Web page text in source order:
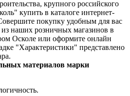
крупного российского
купить в каталоге интернет-
покупку удобным для вас
наших розничных магазинов в
Осколе или оформите онлайн
"Характеристики" представлено
материалов марки